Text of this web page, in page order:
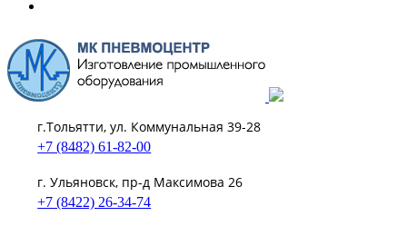
г.Тольятти, ул. Коммунальная 39-28
+7 (8482) 61-82-00
г. Ульяновск, пр-д Максимова 26
+7 (8422) 26-34-74